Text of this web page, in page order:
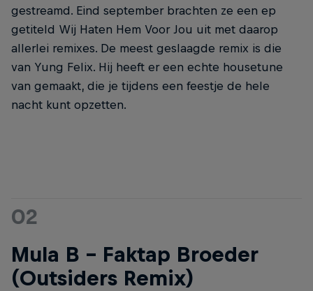
gestreamd. Eind september brachten ze een ep
getiteld Wij Haten Hem Voor Jou uit met daarop
allerlei remixes. De meest geslaagde remix is die
van Yung Felix. Hij heeft er een echte housetune
van gemaakt, die je tijdens een feestje de hele
nacht kunt opzetten.
02
Mula B – Faktap Broeder
(Outsiders Remix)